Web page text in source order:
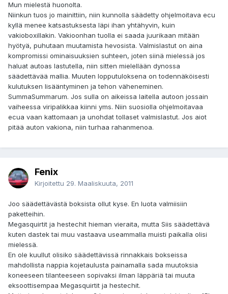
Mun mielestä huonolta.
Niinkun tuos jo mainittiin, niin kunnolla säädetty ohjelmoitava ecu
kyllä menee katsastuksesta läpi ihan yhtähyvin, kuin
vakioboxillakin. Vakioonhan tuolla ei saada juurikaan mitään
hyötyä, puhutaan muutamista hevosista. Valmislastut on aina
kompromissi ominaisuuksien suhteen, joten siinä mielessä jos
haluat autoas lastutella, niin sitten mielellään dynossa
säädettävää mallia. Muuten lopputuloksena on todennäköisesti
kulutuksen lisääntyminen ja tehon väheneminen.
SummaSummarum. Jos sulla on aikeissa laitella autoon jossain
vaiheessa viripalikkaa kiinni yms. Niin suosiolla ohjelmoitavaa
ecua vaan kattomaan ja unohdat tollaset valmislastut. Jos aiot
pitää auton vakiona, niin turhaa rahanmenoa.
Fenix
Kirjoitettu 29. Maaliskuuta, 2011
Joo säädettävästä boksista ollut kyse. En luota valmiisiin
paketteihin.
Megasquirtit ja hestechit hieman vieraita, mutta Siis säädettävä
kuten dastek tai muu vastaava useammalla muisti paikalla olisi
mielessä.
En ole kuullut olisiko säädettävissä rinnakkais bokseissa
mahdollista nappia kojetaulusta painamalla sada muutoksia
koneeseen tilanteeseen sopivaksi ilman läppäriä tai muuta
eksoottisempaa Megasquirtit ja hestechit.